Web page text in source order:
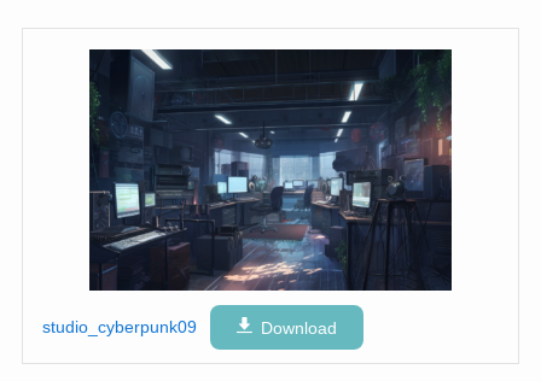
studio_cyberpunk09 Download